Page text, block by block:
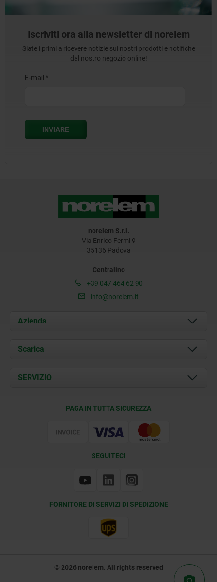
Iscriviti ora alla newsletter di norelem
Siate i primi a ricevere notizie sui nostri prodotti e notifiche
dal nostro negozio online!
norelem S.r.l.
Via Enrico Fermi 9
35136 Padova
Centralino
+39 047 464 62 90
info@norelem.it
Azienda
Chi siamo
Contatti
Scarica
Documents
SERVIZIO
PAGA IN TUTTA SICUREZZA
SEGUITECI
FORNITORE DI SERVIZI DI SPEDIZIONE
© 2026 norelem. All rights reserved